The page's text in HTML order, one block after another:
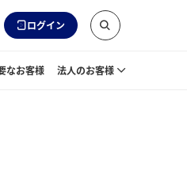
ログイン
なお客様 法人のお客様